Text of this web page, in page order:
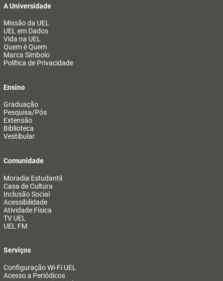
A Universidade
Missão da UEL
UEL em Dados
Vida na UEL
Quem é Quem
Marca Símbolo
Política de Privacidade
Ensino
Graduação
Pesquisa/Pós
Extensão
Biblioteca
Vestibular
Comunidade
Moradia Estudantil
Casa de Cultura
Inclusão Social
Acessibilidade
Atividade Física
TV UEL
UEL FM
Serviços
Configuração Wi-Fi UEL
Acesso a Periódicos